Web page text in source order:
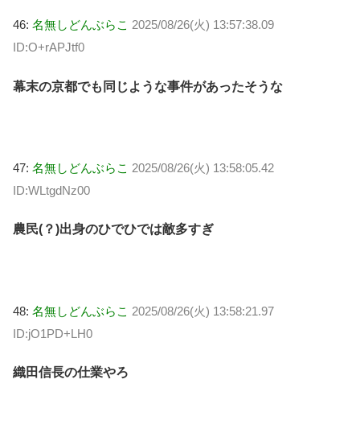
46: 名無しどんぶらこ 2025/08/26(火) 13:57:38.09
ID:O+rAPJtf0
幕末の京都でも同じような事件があったそうな
47: 名無しどんぶらこ 2025/08/26(火) 13:58:05.42
ID:WLtgdNz00
農民(？)出身のひでひでは敵多すぎ
48: 名無しどんぶらこ 2025/08/26(火) 13:58:21.97
ID:jO1PD+LH0
織田信長の仕業やろ